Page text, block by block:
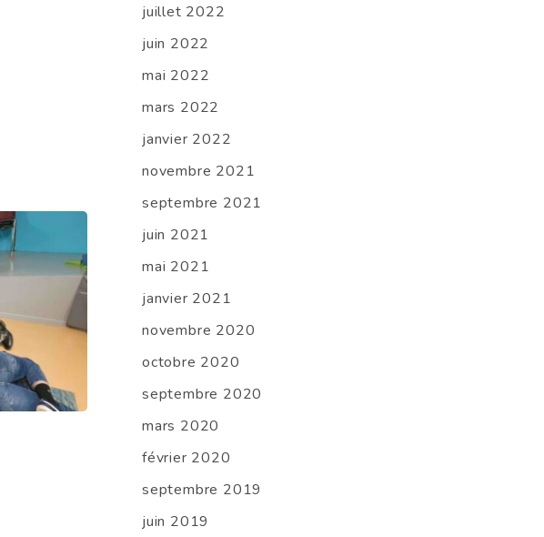
juillet 2022
juin 2022
mai 2022
mars 2022
janvier 2022
novembre 2021
septembre 2021
juin 2021
mai 2021
janvier 2021
novembre 2020
octobre 2020
septembre 2020
mars 2020
février 2020
septembre 2019
juin 2019